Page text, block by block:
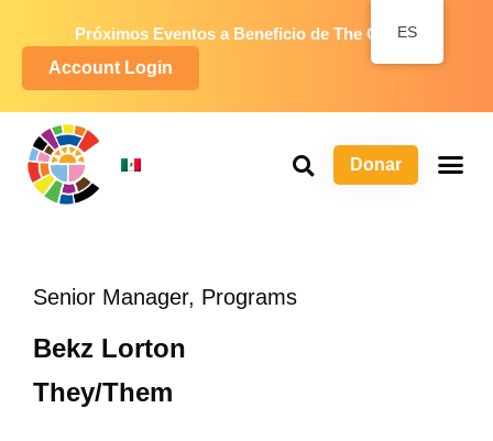
Próximos Eventos a Beneficio de The Center
Account Login
Donar
Senior Manager, Programs
Bekz Lorton
They/Them
ES